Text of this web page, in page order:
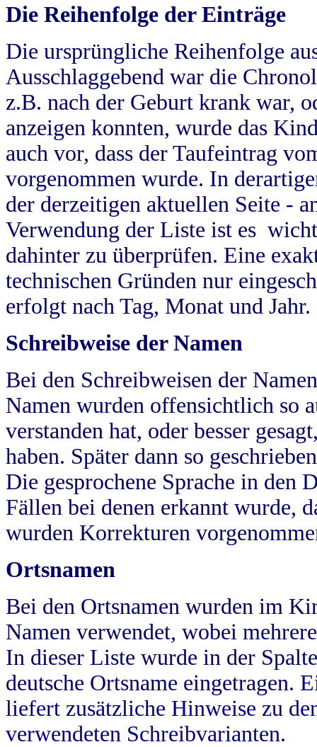
Die Reihenfolge der Einträge
Die ursprüngliche Reihenfolge
Ausschlaggebend war die
z.B. nach der Geburt krank war,
anzeigen konnten, wurde das
auch vor, dass der Taufeintrag
vorgenommen wurde. In
der derzeitigen aktuellen Seite -
Verwendung der Liste ist es
dahinter zu überprüfen. Eine
technischen Gründen nur
erfolgt nach Tag, Monat und Jahr.
Schreibweise der Namen
Bei den Schreibweisen der
Namen wurden offensichtlich so
verstanden hat, oder besser
haben. Später dann so
Die gesprochene Sprache in
Fällen bei denen erkannt wurde,
wurden Korrekturen
Ortsnamen
Bei den Ortsnamen wurden im
Namen verwendet, wobei
In dieser Liste wurde in der
deutsche Ortsname eingetragen.
liefert zusätzliche Hinweise zu
verwendeten Schreibvarianten.